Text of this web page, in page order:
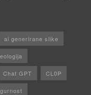
ai generirane slike
Chat GPT CL0P